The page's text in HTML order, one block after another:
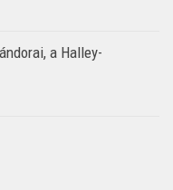
a Halley-